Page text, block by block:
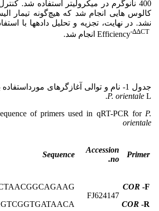
400 نانوگرم در میکرولیتر استفاده شد.
کالوس هایی انجام شد که هیچ‌گونه تیمار
نشد. در نهایت، تجزیه ­و تحلیل داده­ها با
-∆∆CT انجام شد.
جدول 1- نام و توالی آغازگرهای مورداستفاده برای qRT-PCR درگیاه
P. orientale L.
of primers used in qRT-PCR for P.
orientale
Primer
Accession
no.
Sequence
COR -F
COR -R
FJ624147